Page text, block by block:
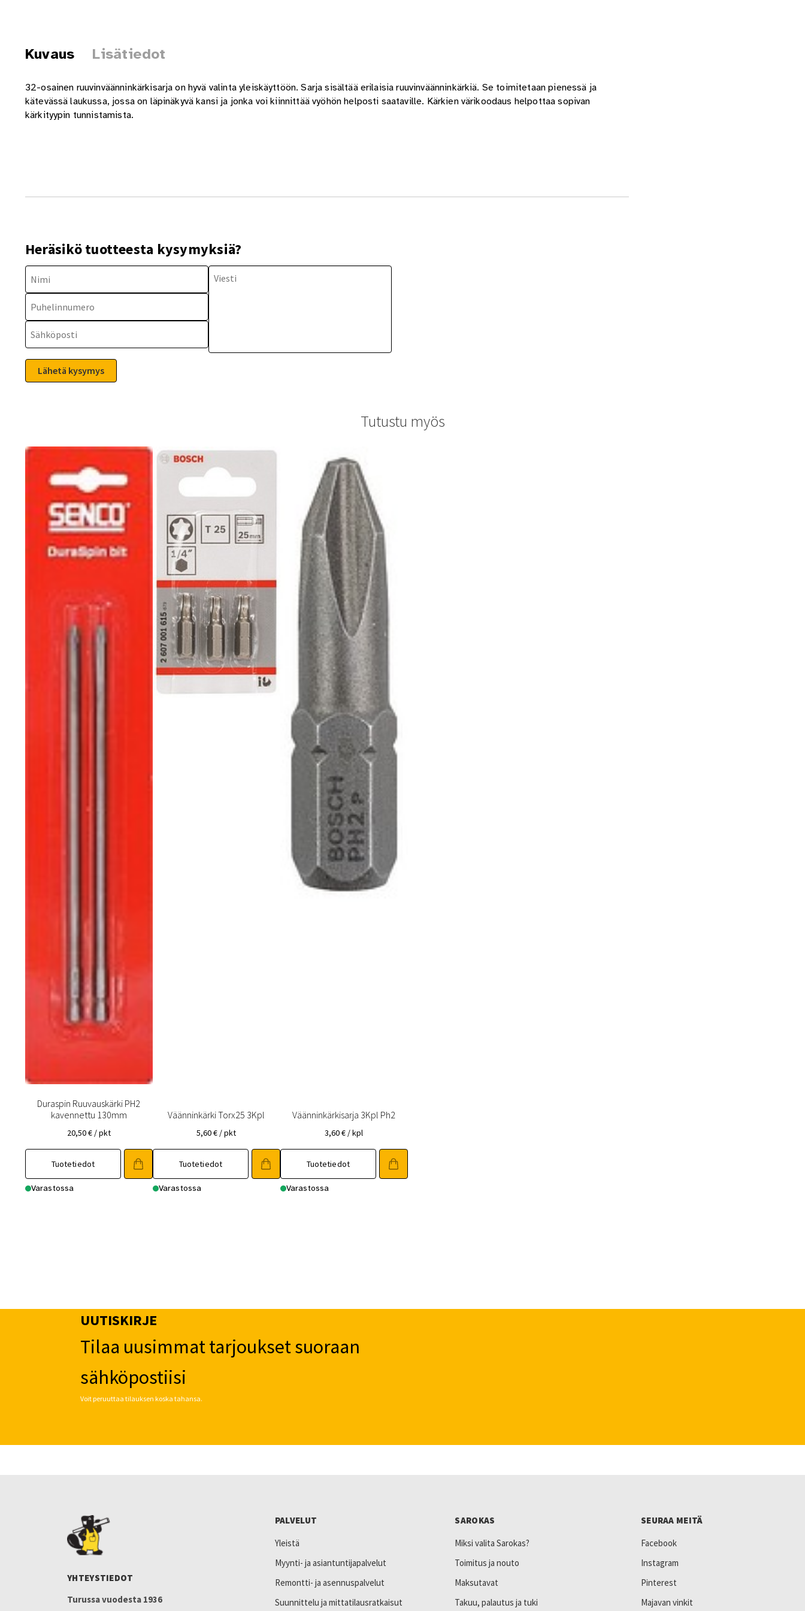
Kuvaus Lisätiedot
32-osainen ruuvinväänninkärkisarja on hyvä valinta yleiskäyttöön. Sarja sisältää erilaisia ruuvinväänninkärkiä. Se toimitetaan pienessä ja
kätevässä laukussa, jossa on läpinäkyvä kansi ja jonka voi kiinnittää vyöhön helposti saataville. Kärkien värikoodaus helpottaa sopivan
kärkityypin tunnistamista.
Heräsikö tuotteesta kysymyksiä?
Tutustu myös
Duraspin Ruuvauskärki PH2
kavennettu 130mm
20,50€ / pkt
Tuotetiedot
Varastossa
Väänninkärki Torx25 3Kpl
5,60€ / pkt
Tuotetiedot
Varastossa
Väänninkärkisarja 3Kpl Ph2
3,60€ / kpl
Tuotetiedot
Varastossa
UUTISKIRJE
Tilaa uusimmat tarjoukset suoraan
sähköpostiisi
Voit peruuttaa tilauksen koska tahansa.
YHTEYSTIEDOT
Turussa vuodesta 1936
PALVELUT
Yleistä
Myynti- ja asiantuntijapalvelut
Remontti- ja asennuspalvelut
Suunnittelu ja mittatilausratkaisut
SAROKAS
Miksi valita Sarokas?
Toimitus ja nouto
Maksutavat
Takuu, palautus ja tuki
SEURAA MEITÄ
Facebook
Instagram
Pinterest
Majavan vinkit